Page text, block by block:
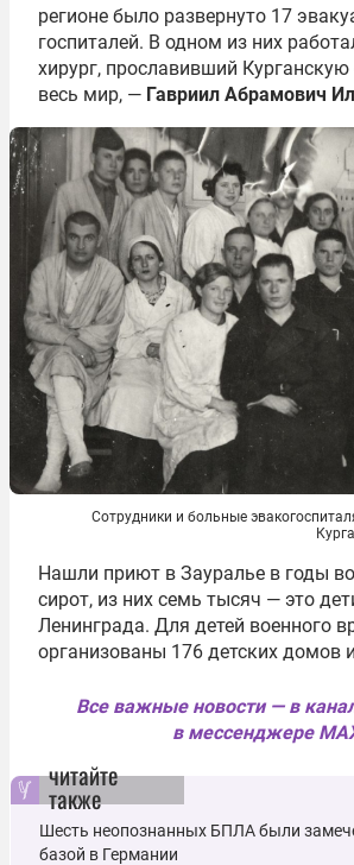
регионе было развернуто 17
госпиталей. В одном из них
хирург, прославивший Курганскую
весь мир, — Гавриил Абрамович
Сотрудники и больные
Нашли приют в Зауралье в годы
сирот, из них семь тысяч — это
Ленинграда. Для детей военного
организованы 176 детских домов
Все важные новости — в
в мессенджере
читайте
также
Шесть неопознанных БПЛА были
базой в Германии